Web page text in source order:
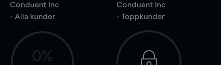
Conduent Inc
- Alla kunder
0%
Conduent Inc
- Toppkunder